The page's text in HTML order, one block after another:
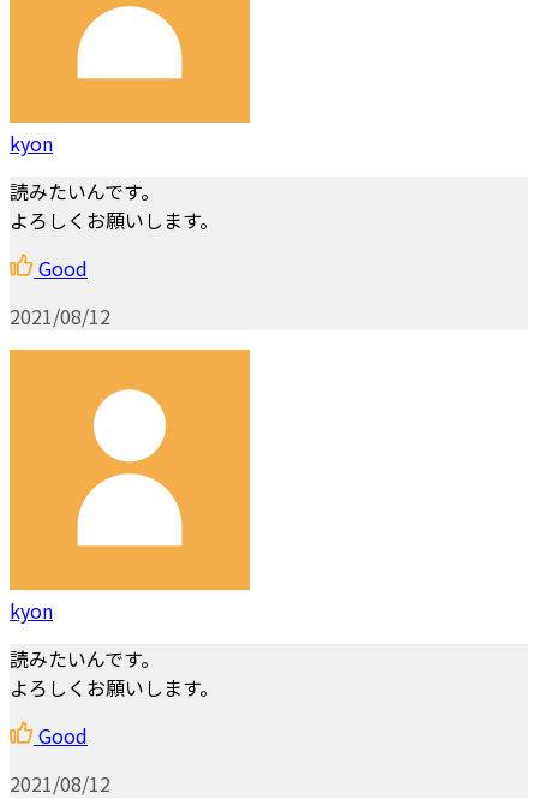
kyon
読みたいんです。
よろしくお願いします。
Good
2021/08/12
kyon
読みたいんです。
よろしくお願いします。
Good
2021/08/12